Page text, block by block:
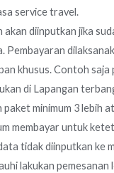
service travel.
akan diinputkan jika
Pembayaran
khusus. Contoh saja
di Lapangan
paket minimum 3 lebih
membayar untuk
tidak diinputkan ke
lakukan pemesanan